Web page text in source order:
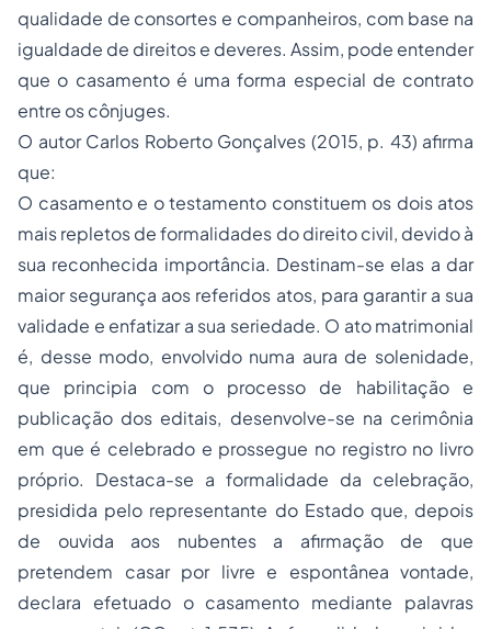
qualidade de consortes e companheiros, com base na
igualdade de direitos e deveres. Assim, pode entender
que o casamento é uma forma especial de contrato
entre os cônjuges.
O autor Carlos Roberto Gonçalves (2015, p. 43) afirma
que:
O casamento e o testamento constituem os dois atos
mais repletos de formalidades do direito civil, devido à
sua reconhecida importância. Destinam-se elas a dar
maior segurança aos referidos atos, para garantir a sua
validade e enfatizar a sua seriedade. O ato matrimonial
é, desse modo, envolvido numa aura de solenidade,
que principia com o processo de habilitação e
publicação dos editais, desenvolve-se na cerimônia
em que é celebrado e prossegue no registro no livro
próprio. Destaca-se a formalidade da celebração,
presidida pelo representante do Estado que, depois
de ouvida aos nubentes a afirmação de que
pretendem casar por livre e espontânea vontade,
declara efetuado o casamento mediante palavras